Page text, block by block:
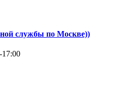
службы по Москве))
17:00